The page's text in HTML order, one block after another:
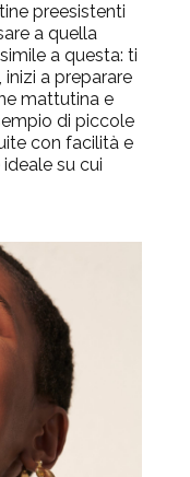
preesistenti
a quella
a questa: ti
a preparare
mattutina e
di piccole
con facilità e
su cui